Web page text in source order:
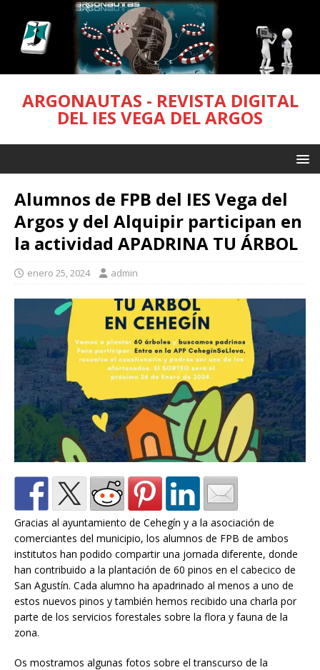
ARGONAUTAS - REVISTA DIGITAL
DEL IES VEGA DEL ARGOS
Alumnos de FPB del IES Vega del
Argos y del Alquipir participan en
la actividad APADRINA TU ÁRBOL
enero 25, 2024 admin
Gracias al ayuntamiento de Cehegín y a la asociación de
comerciantes del municipio, los alumnos de FPB de ambos
institutos han podido compartir una jornada diferente, donde
han contribuido a la plantación de 60 pinos en el cabecico de
San Agustín. Cada alumno ha apadrinado al menos a uno de
estos nuevos pinos y también hemos recibido una charla por
parte de los servicios forestales sobre la flora y fauna de la
zona.
Os mostramos algunas fotos sobre el transcurso de la